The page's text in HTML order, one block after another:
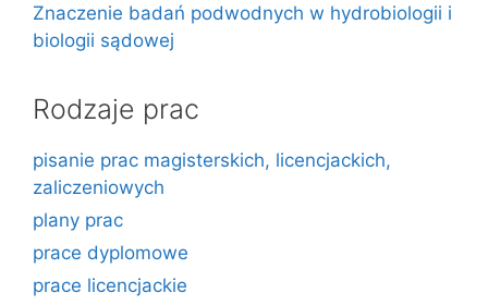
Znaczenie badań podwodnych w hydrobiologii i
biologii sądowej
Rodzaje prac
pisanie prac magisterskich, licencjackich,
zaliczeniowych
plany prac
prace dyplomowe
prace licencjackie